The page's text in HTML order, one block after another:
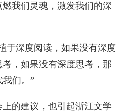
我们灵魂，激发我们的深
于深度阅读，如果没有深度
，如果没有深度思考，那
们。”
的建议，也引起浙江文学